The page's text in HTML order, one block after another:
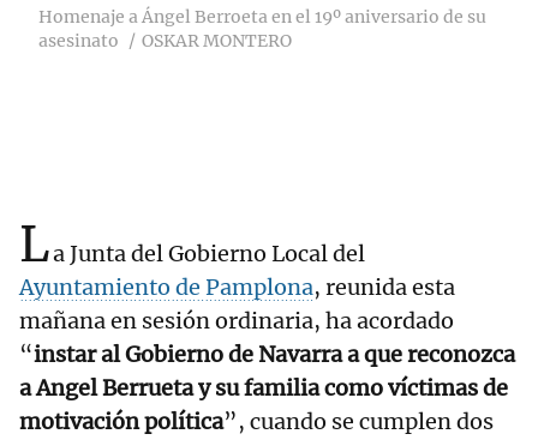
Homenaje a Ángel Berroeta en el 19º aniversario de su
asesinato
OSKAR MONTERO
La Junta del Gobierno Local del
Ayuntamiento de Pamplona, reunida esta
mañana en sesión ordinaria, ha acordado
“instar al Gobierno de Navarra a que reconozca
a Angel Berrueta y su familia como víctimas de
motivación política”, cuando se cumplen dos